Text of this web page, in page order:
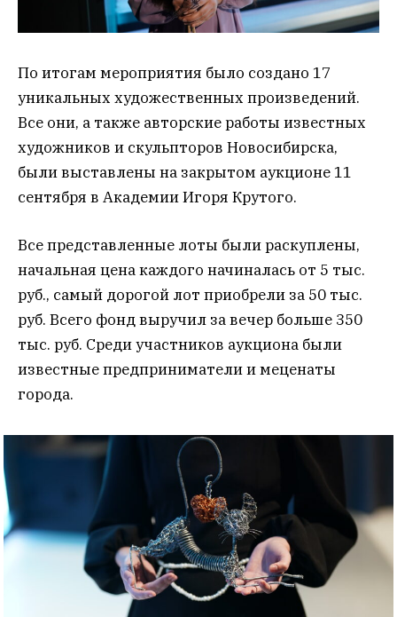
По итогам мероприятия было создано 17
уникальных художественных произведений.
Все они, а также авторские работы известных
художников и скульпторов Новосибирска,
были выставлены на закрытом аукционе 11
сентября в Академии Игоря Крутого.
Все представленные лоты были раскуплены,
начальная цена каждого начиналась от 5 тыс.
руб., самый дорогой лот приобрели за 50 тыс.
руб. Всего фонд выручил за вечер больше 350
тыс. руб. Среди участников аукциона были
известные предприниматели и меценаты
города.